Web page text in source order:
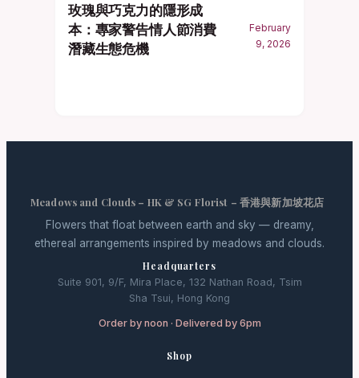
玫瑰與巧克力的隱形成
本：專家警告情人節消費
潛藏生態危機
February
9, 2026
Meadows and Clouds – HK & SG Florist – 香港與新加坡花店
Flowers that float between earth and sky — dreamy,
ethereal arrangements inspired by meadows and clouds.
Headquarters
Suite 901, 9/F, Mira Place, 132 Nathan Road, Tsim
Sha Tsui, Hong Kong
Order by noon · Delivered by 6pm
Shop